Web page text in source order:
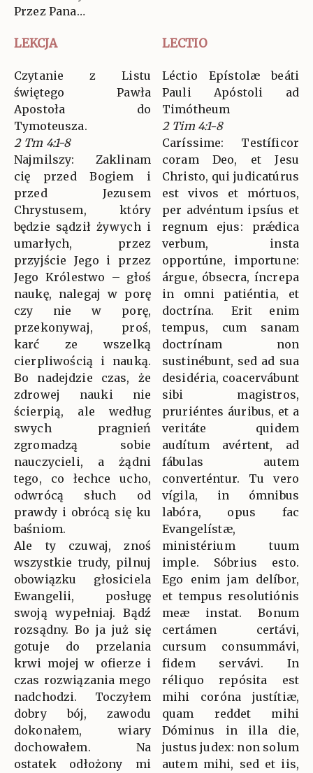
Przez Pana…
LEKCJA LECTIO
Czytanie z Listu
świętego Pawła
Apostoła do
Tymoteusza.
2 Tm 4:1-8
Najmilszy: Zaklinam
cię przed Bogiem i
przed Jezusem
Chrystusem, który
będzie sądził żywych i
umarłych, przez
przyjście Jego i przez
Jego Królestwo – głoś
naukę, nalegaj w porę
czy nie w porę,
przekonywaj, proś,
karć ze wszelką
cierpliwością i nauką.
Bo nadejdzie czas, że
zdrowej nauki nie
ścierpią, ale według
swych pragnień
zgromadzą sobie
nauczycieli, a żądni
tego, co łechce ucho,
odwrócą słuch od
prawdy i obrócą się ku
baśniom.
Ale ty czuwaj, znoś
wszystkie trudy, pilnuj
obowiązku głosiciela
Ewangelii, posługę
swoją wypełniaj. Bądź
rozsądny. Bo ja już się
gotuje do przelania
krwi mojej w ofierze i
czas rozwiązania mego
nadchodzi. Toczyłem
dobry bój, zawodu
dokonałem, wiary
dochowałem. Na
ostatek odłożony mi
Léctio Epístolæ beáti
Pauli Apóstoli ad
Timótheum
2 Tim 4:1-8
Caríssime: Testíficor
coram Deo, et Jesu
Christo, qui judicatúrus
est vivos et mórtuos,
per advéntum ipsíus et
regnum ejus: prǽdica
verbum, insta
opportúne, importune:
árgue, óbsecra, íncrepa
in omni patiéntia, et
doctrína. Erit enim
tempus, cum sanam
doctrínam non
sustinébunt, sed ad sua
desidéria, coacervábunt
sibi magistros,
pruriéntes áuribus, et a
veritáte quidem
audítum avértent, ad
fábulas autem
converténtur. Tu vero
vígila, in ómnibus
labóra, opus fac
Evangelístæ,
ministérium tuum
imple. Sóbrius esto.
Ego enim jam delíbor,
et tempus resolutiónis
meæ instat. Bonum
certámen certávi,
cursum consummávi,
fidem servávi. In
réliquo repósita est
mihi coróna justítiæ,
quam reddet mihi
Dóminus in illa die,
justus judex: non solum
autem mihi, sed et iis,